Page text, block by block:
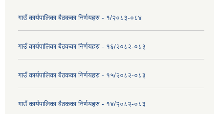
गाउँ कार्यपालिका बैठकका निर्णयहरु - १/२०८३-०८४
गाउँ कार्यपालिका बैठकका निर्णयहरु - १६/२०८२-०८३
गाउँ कार्यपालिका बैठकका निर्णयहरु - १५/२०८२-०८३
गाउँ कार्यपालिका बैठकका निर्णयहरु - १४/२०८२-०८३